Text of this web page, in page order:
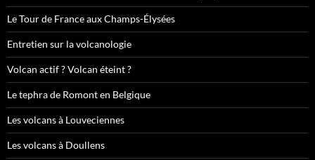
Le Tour de France aux Champs-Élysées
Entretien sur la volcanologie
Volcan actif ? Volcan éteint ?
Le tephra de Romont en Belgique
Les volcans à Louveciennes
Les volcans à Doullens